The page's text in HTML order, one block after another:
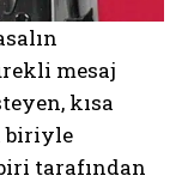
mesaj
kısa
biriyle
tarafından